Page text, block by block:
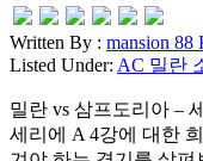
Written By : mansion 88
Listed Under: AC 밀란
밀란 vs 삼프도리아 –
세리에 A 4강에 대한